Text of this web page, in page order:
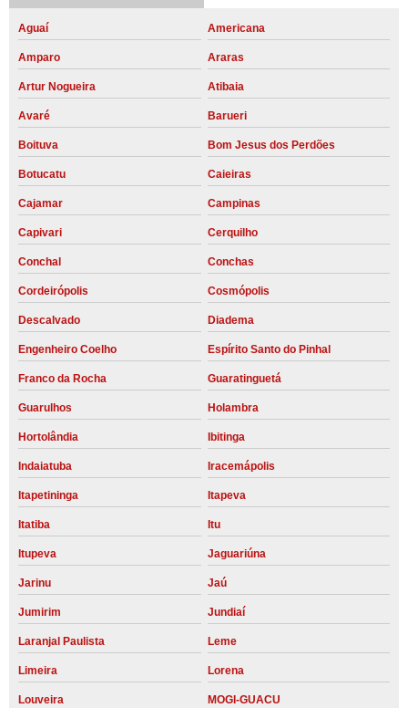
Aguaí Americana
Amparo Araras
Artur Nogueira Atibaia
Avaré Barueri
Boituva Bom Jesus dos Perdões
Botucatu Caieiras
Cajamar Campinas
Capivari Cerquilho
Conchal Conchas
Cordeirópolis Cosmópolis
Descalvado Diadema
Engenheiro Coelho Espírito Santo do Pinhal
Franco da Rocha Guaratinguetá
Guarulhos Holambra
Hortolândia Ibitinga
Indaiatuba Iracemápolis
Itapetininga Itapeva
Itatiba Itu
Itupeva Jaguariúna
Jarinu Jaú
Jumirim Jundiaí
Laranjal Paulista Leme
Limeira Lorena
Louveira MOGI-GUACU